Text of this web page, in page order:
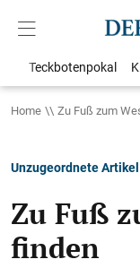
Teckbotenpokal
Home Zu Fuß zum
Unzugeordnete Artikel
Zu Fuß
finden